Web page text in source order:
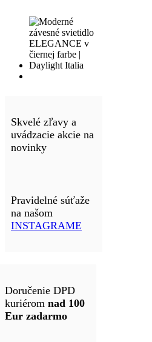
Skvelé zľavy a
uvádzacie akcie na
novinky
Pravidelné súťaže
na našom
INSTAGRAME
Doručenie DPD
kuriérom nad 100
Eur zadarmo